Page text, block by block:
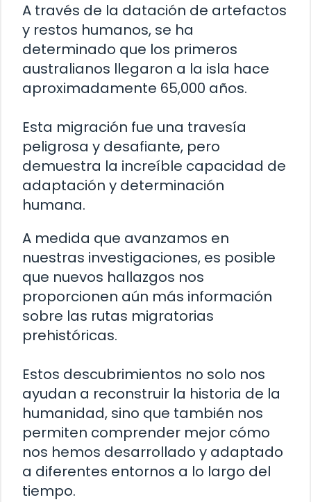
A través de la datación de artefactos
y restos humanos, se ha
determinado que los primeros
australianos llegaron a la isla hace
aproximadamente 65,000 años.
Esta migración fue una travesía
peligrosa y desafiante, pero
demuestra la increíble capacidad de
adaptación y determinación
humana.
A medida que avanzamos en
nuestras investigaciones, es posible
que nuevos hallazgos nos
proporcionen aún más información
sobre las rutas migratorias
prehistóricas.
Estos descubrimientos no solo nos
ayudan a reconstruir la historia de la
humanidad, sino que también nos
permiten comprender mejor cómo
nos hemos desarrollado y adaptado
a diferentes entornos a lo largo del
tiempo.